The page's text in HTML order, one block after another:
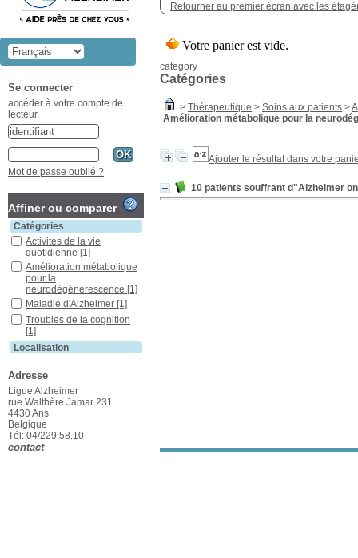
Retourner au premier écran avec les
category
Catégories
> Thérapeutique > Soins aux patients >
Amélioration métabolique pour la
Ajouter le résultat dans votre
10 patients souffrant d"Alzheimer
Se connecter
accéder à votre compte de
lecteur
Mot de passe oublié ?
Affiner ou comparer
Catégories
Activités de la vie
quotidienne [1]
Amélioration métabolique
pour la
neurodégénérescence [1]
Maladie d'Alzheimer [1]
Troubles de la cognition
[1]
Localisation
Section
Articles/dossiers[1]
Adresse
Ligue Alzheimer
rue Walthère Jamar 231
4430 Ans
Belgique
Tél: 04/229.58.10
contact